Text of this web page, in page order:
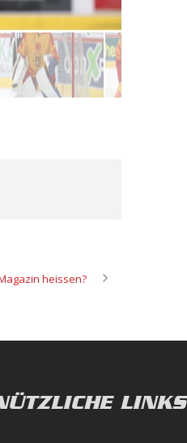
heissen?
LINKS